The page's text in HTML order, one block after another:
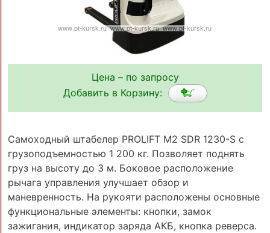
Цена – по запросу
Добавить в Корзину:
Самоходный штабелер PROLIFT M2 SDR 1230-S с
грузоподъемностью 1 200 кг. Позволяет поднять
груз на высоту до 3 м. Боковое расположение
рычага управления улучшает обзор и
маневренность. На рукояти расположены основные
функциональные элементы: кнопки, замок
зажигания, индикатор заряда АКБ, кнопка реверса.